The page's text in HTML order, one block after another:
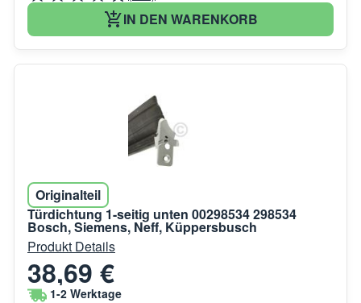
IN DEN WARENKORB
Originalteil
Türdichtung 1-seitig unten 00298534 298534
Bosch, Siemens, Neff, Küppersbusch
Produkt Details
38,69 €
1-2 Werktage